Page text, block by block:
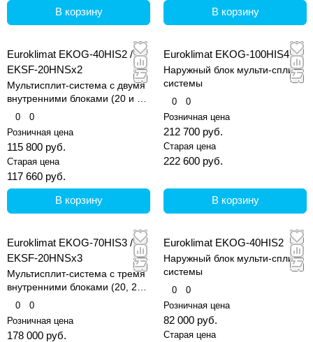
В корзину В корзину
Euroklimat EKOG-40HIS2 /
EKSF-20HNSх2
Мультисплит-система с двумя
внутренними блоками (20 и 20
кв.м)
0
0
Розничная цена
115 800 руб.
Старая цена
117 660 руб.
В корзину
Euroklimat EKOG-100HIS4
Наружный блок мульти-сплит
системы
0
0
Розничная цена
212 700 руб.
Старая цена
222 600 руб.
В корзину
Euroklimat EKOG-70HIS3 /
EKSF-20HNSх3
Мультисплит-система с тремя
внутренними блоками (20, 20
и 20 кв.м)
0
0
Розничная цена
178 000 руб.
Euroklimat EKOG-40HIS2
Наружный блок мульти-сплит
системы
0
0
Розничная цена
82 000 руб.
Старая цена